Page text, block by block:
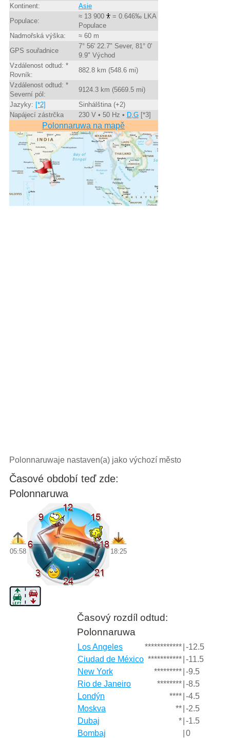
Kontinent:
Asie
Populace:
≈ 13 900
= 0.646‰ LKA
Populace
Nadmořská výška:
≈ 60 m
GPS souřadnice
7° 56' 22.7" Sever, 81° 0'
9.9" Východ
Vzdálenost odtud: *
Rovník:
882.8 km (548.6 mi)
Vzdálenost odtud: *
Severní pól:
9124.3 km (5669.5 mi)
Jazyky: [*2]
Sinhálština (+2)
Napájecí zástrčka
230 V • 50 Hz • D,G[*3]
Polonnaruwa na mapě
Polonnaruwaje nastaven(a) jako výchozí město
Časové období teď zde:
Polonnaruwa
05:58 18:25
Časový rozdíl odtud:
Polonnaruwa
Los Angeles ************ -12.5
Ciudad de México *********** -11.5
New York
********* -9.5
Rio de Janeiro
******** -8.5
Londýn
**** -4.5
Moskva
** -2.5
Dubaj
* -1.5
Bombaj
0